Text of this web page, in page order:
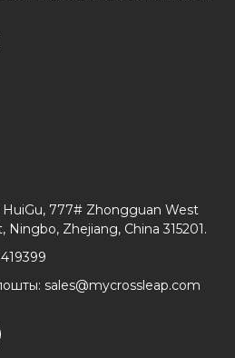
HuiGu, 777# Zhongguan West
Ningbo, Zhejiang, China 315201.
sales@mycrossleap.com